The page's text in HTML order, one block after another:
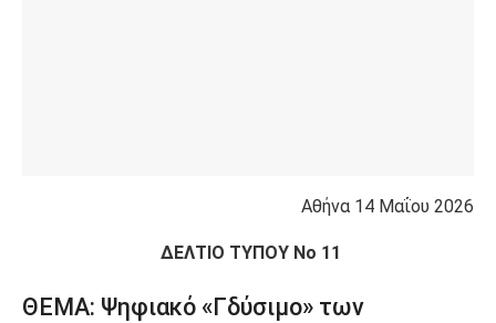
Αθήνα 14 Μαΐου 2026
ΔΕΛΤΙΟ ΤΥΠΟΥ Νο 11
ΘΕΜΑ: Ψηφιακό «Γδύσιμο» των